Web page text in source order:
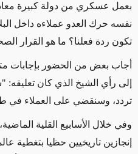
بعمل عسكري من دولة كبيرة
نفسه حرك العدو عملاءه داخل
تكون ردة فعلنا؟ ما هو القرار
أجاب بعض من الحضور بإجابات
إلى رأي الشيخ الذي كان
تردد، وسنقضي على العملاء في
وفي خلال الأسابيع القلية
إنجازين تاريخيين حظيا بتغطية